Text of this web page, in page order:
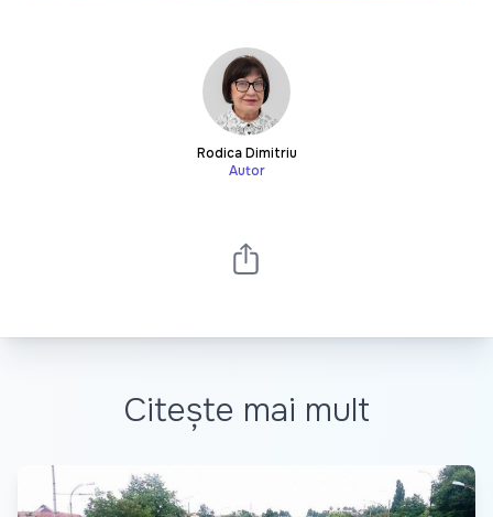
Rodica Dimitriu
Autor
Citește mai mult